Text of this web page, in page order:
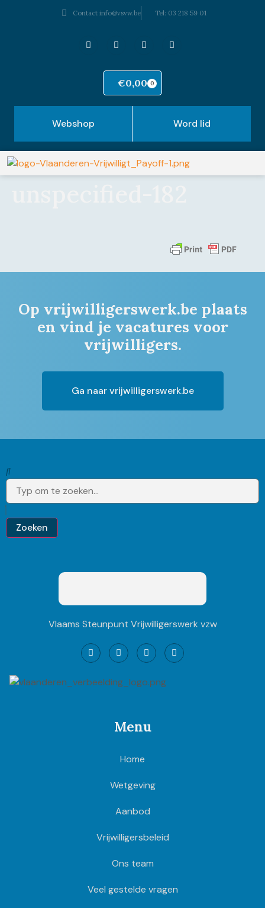
Contact info@vsvw.be Tel: 03 218 59 01
€0,00 0
Webshop Word lid
Op vrijwilligerswerk.be plaats
en vind je vacatures voor
vrijwilligers.
Ga naar vrijwilligerswerk.be
Zoeken
Vlaams Steunpunt Vrijwilligerswerk vzw
Menu
Home
Wetgeving
Aanbod
Vrijwilligersbeleid
Ons team
Veel gestelde vragen